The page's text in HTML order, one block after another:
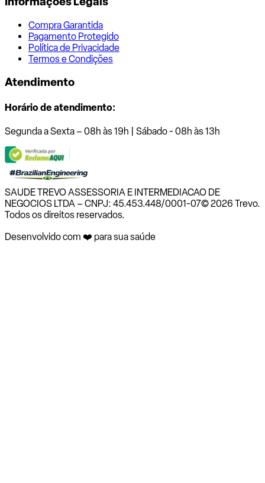
Compra Garantida
Pagamento Protegido
Política de Privacidade
Termos e Condições
Atendimento
Horário de atendimento:
Segunda a Sexta – 08h às 19h | Sábado - 08h às 13h
SAUDE TREVO ASSESSORIA E INTERMEDIACAO DE
NEGOCIOS LTDA – CNPJ: 45.453.448/0001-07© 2026 Trevo.
Todos os direitos reservados.
Desenvolvido com ❤️ para sua saúde